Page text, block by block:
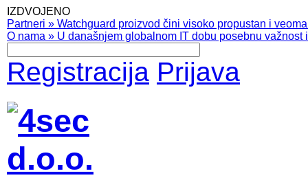
IZDVOJENO
Partneri » Watchguard proizvod čini visoko propustan i
O nama » U današnjem globalnom IT dobu posebnu
Registracija Prijava